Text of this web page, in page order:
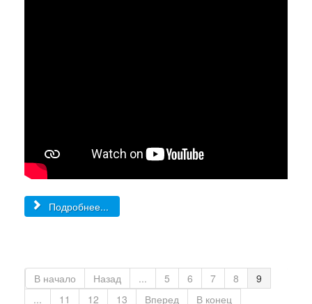
Подробнее...
В начало Назад ... 5 6 7 8
9
...
11 12 13 Вперед В конец